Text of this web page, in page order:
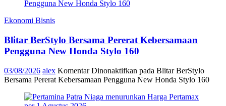
Ekonomi Bisnis
Blitar BerStylo Bersama Pererat Kebersamaan
Pengguna New Honda Stylo 160
03/08/2026 alex Komentar Dinonaktifkan pada Blitar BerStylo
Bersama Pererat Kebersamaan Pengguna New Honda Stylo 160